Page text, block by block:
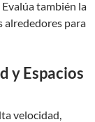
también la
alrededores para
y Espacios
velocidad,